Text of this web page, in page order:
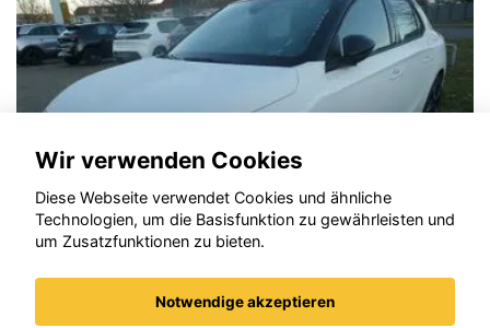
Wir verwenden Cookies
Diese Webseite verwendet Cookies und ähnliche
Technologien, um die Basisfunktion zu gewährleisten und
um Zusatzfunktionen zu bieten.
Notwendige akzeptieren